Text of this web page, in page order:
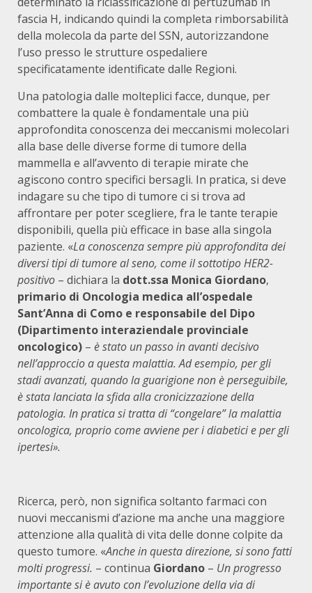
fascia H, indicando quindi la completa rimborsabilità
della molecola da parte del SSN, autorizzandone
l’uso presso le strutture ospedaliere
specificatamente identificate dalle Regioni.
Una patologia dalle molteplici facce, dunque, per
combattere la quale è fondamentale una più
approfondita conoscenza dei meccanismi molecolari
alla base delle diverse forme di tumore della
mammella e all’avvento di terapie mirate che
agiscono contro specifici bersagli. In pratica, si deve
indagare su che tipo di tumore ci si trova ad
affrontare per poter scegliere, fra le tante terapie
disponibili, quella più efficace in base alla singola
paziente. «La conoscenza sempre più approfondita dei
diversi tipi di tumore al seno, come il sottotipo HER2-
positivo – dichiara la dott.ssa Monica Giordano,
primario di Oncologia medica all’ospedale
Sant’Anna di Como e responsabile del Dipo
(Dipartimento interaziendale provinciale
oncologico) – è stato un passo in avanti decisivo
nell’approccio a questa malattia. Ad esempio, per gli
stadi avanzati, quando la guarigione non è perseguibile,
è stata lanciata la sfida alla cronicizzazione della
patologia. In pratica si tratta di “congelare” la malattia
oncologica, proprio come avviene per i diabetici e per gli
ipertesi».
Ricerca, però, non significa soltanto farmaci con
nuovi meccanismi d’azione ma anche una maggiore
attenzione alla qualità di vita delle donne colpite da
questo tumore. «Anche in questa direzione, si sono fatti
molti progressi. – continua Giordano – Un progresso
importante si è avuto con l’evoluzione della via di